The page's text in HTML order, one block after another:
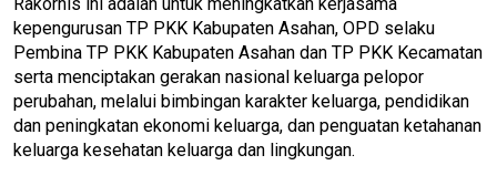
kepengurusan TP PKK Kabupaten Asahan, OPD selaku
Pembina TP PKK Kabupaten Asahan dan TP PKK Kecamatan
serta menciptakan gerakan nasional keluarga pelopor
perubahan, melalui bimbingan karakter keluarga, pendidikan
dan peningkatan ekonomi keluarga, dan penguatan ketahanan
keluarga kesehatan keluarga dan lingkungan.